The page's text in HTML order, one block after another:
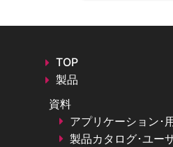
TOP
製品
資料
アプリケーション･
製品カタログ･ユー